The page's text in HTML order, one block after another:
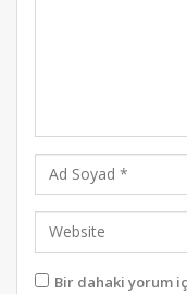
Bir dahaki yorum